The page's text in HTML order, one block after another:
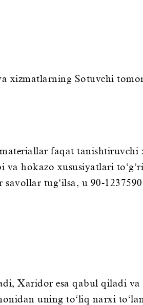
xizmatlarning Sotuvchi
faqat tanishtiruvchi
hokazo xususiyatlari
tug‘ilsa, u 90-
Xaridor esa qabul qiladi
uning to‘liq narxi